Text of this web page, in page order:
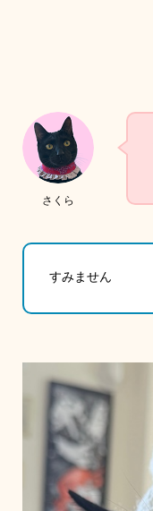
さくら
すみません